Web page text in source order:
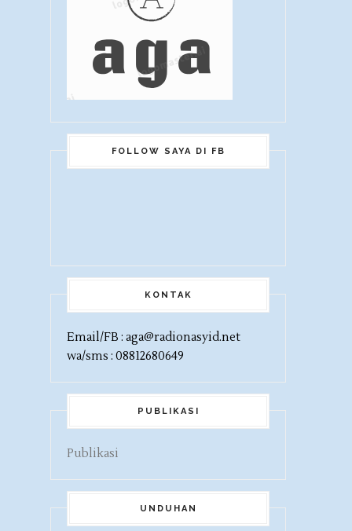
FOLLOW SAYA DI FB
KONTAK
Email/FB : aga@radionasyid.net
wa/sms : 08812680649
PUBLIKASI
Publikasi
UNDUHAN